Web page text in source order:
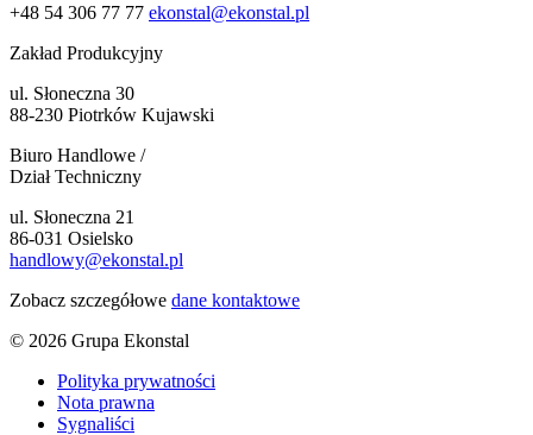
+48 54 306 77 77 ekonstal@ekonstal.pl
Zakład Produkcyjny
ul. Słoneczna 30
88-230 Piotrków Kujawski
Biuro Handlowe /
Dział Techniczny
ul. Słoneczna 21
86-031 Osielsko
handlowy@ekonstal.pl
Zobacz szczegółowe dane kontaktowe
© 2026 Grupa Ekonstal
Polityka prywatności
Nota prawna
Sygnaliści